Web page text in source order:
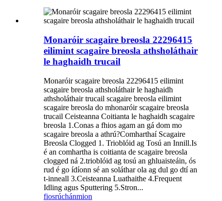
Monaróir scagaire breosla 22296415
eilimint scagaire breosla athsholáthair
le haghaidh trucail
Monaróir scagaire breosla 22296415 eilimint
scagaire breosla athsholáthair le haghaidh
athsholáthair trucail scagaire breosla eilimint
scagaire breosla do mhonaróir scagaire breosla
trucail Ceisteanna Coitianta le haghaidh scagaire
breosla 1.Conas a fhios agam an gá dom mo
scagaire breosla a athrú?Comharthaí Scagaire
Breosla Clogged 1. Trioblóid ag Tosú an Innill.Is
é an comhartha is coitianta de scagaire breosla
clogged ná 2.trioblóid ag tosú an ghluaisteáin, ós
rud é go ídíonn sé an soláthar ola ag dul go dtí an
t-inneall 3.Ceisteanna Luathaithe 4.Frequent
Idling agus Sputtering 5.Stron...
fiosrúchánmion